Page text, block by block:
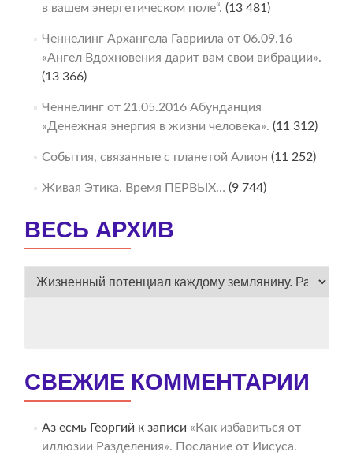
в вашем энергетическом поле“. (13 481)
Ченнелинг Архангела Гавриила от 06.09.16
«Ангел Вдохновения дарит вам свои вибрации».
(13 366)
Ченнелинг от 21.05.2016 Абунданция
«Денежная энергия в жизни человека». (11 312)
События, связанные с планетой Алион (11 252)
Живая Этика. Время ПЕРВЫХ… (9 744)
ВЕСЬ АРХИВ
ВЕСЬ
СВЕЖИЕ КОММЕНТАРИИ
Аз есмь Георгий к записи «Как избавиться от
иллюзии Разделения». Послание от Иисуса.